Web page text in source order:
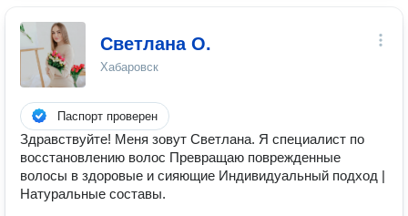
Светлана О.
Хабаровск
Паспорт проверен
Здравствуйте! Меня зовут Светлана. Я специалист по
восстановлению волос Превращаю поврежденные
волосы в здоровые и сияющие Индивидуальный подход |
Натуральные составы.